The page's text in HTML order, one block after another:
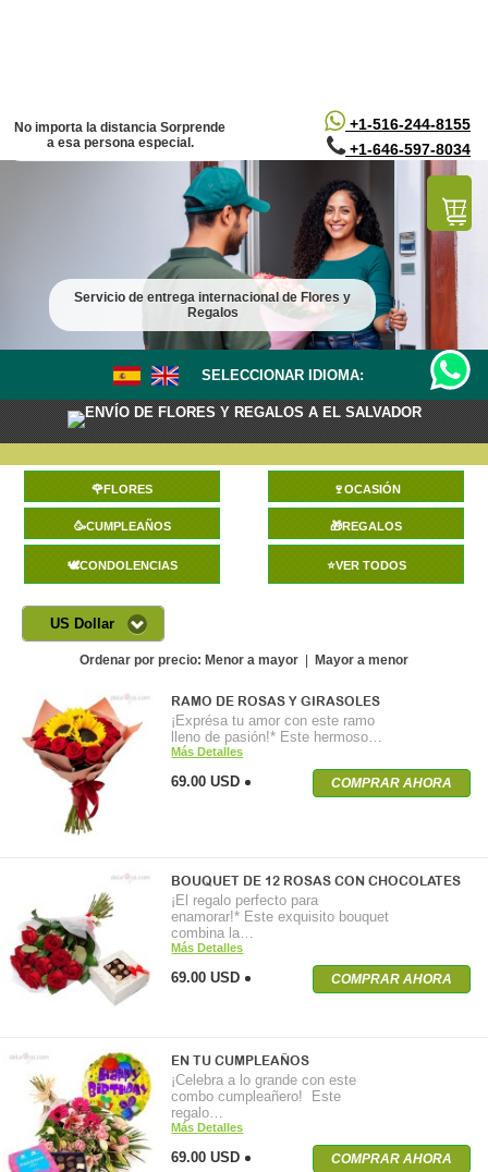
+1-516-244-8155
+1-646-597-8034
No importa la distancia Sorprende
a esa persona especial.
Servicio de entrega internacional de Flores y
Regalos
SELECCIONAR IDIOMA:
ENVÍO DE FLORES Y REGALOS A EL SALVADOR
🌹FLORES 🍷OCASIÓN
🥳CUMPLEAÑOS 🎁REGALOS
🕊️CONDOLENCIAS ⭐VER TODOS
US Dollar
Ordenar por precio: Menor a mayor Mayor a menor
RAMO DE ROSAS Y GIRASOLES
¡Exprésa tu amor con este ramo
lleno de pasión!* Este hermoso…
Más Detalles
69.00 USD COMPRAR AHORA
BOUQUET DE 12 ROSAS CON CHOCOLATES
¡El regalo perfecto para
enamorar!* Este exquisito bouquet
combina la…
Más Detalles
69.00 USD COMPRAR AHORA
EN TU CUMPLEAÑOS
¡Celebra a lo grande con este
combo cumpleañero! Este
regalo…
Más Detalles
69.00 USD COMPRAR AHORA